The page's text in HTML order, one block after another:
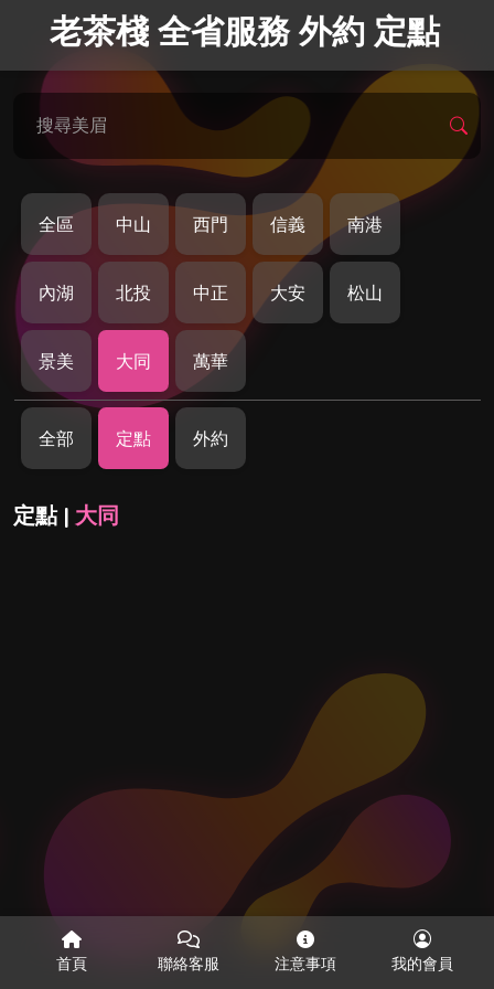
老茶棧 全省服務 外約 定點
搜尋美眉
全區 中山 西門 信義 南港
內湖 北投 中正 大安 松山
景美 大同 萬華
全部 定點 外約
定點 | 大同
首頁 聯絡客服 注意事項 我的會員